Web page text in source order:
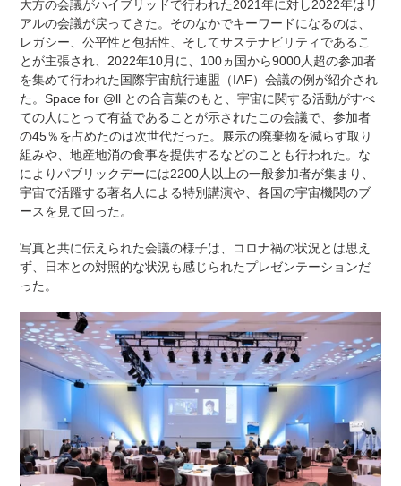
大方の会議がハイブリッドで行われた2021年に対し2022年はリ
アルの会議が戻ってきた。そのなかでキーワードになるのは、
レガシー、公平性と包括性、そしてサステナビリティであるこ
とが主張され、2022年10月に、100ヵ国から9000人超の参加者
を集めて行われた国際宇宙航行連盟（IAF）会議の例が紹介され
た。Space for @ll との合言葉のもと、宇宙に関する活動がすべ
ての人にとって有益であることが示されたこの会議で、参加者
の45％を占めたのは次世代だった。展示の廃棄物を減らす取り
組みや、地産地消の食事を提供するなどのことも行われた。な
によりパブリックデーには2200人以上の一般参加者が集まり、
宇宙で活躍する著名人による特別講演や、各国の宇宙機関のブ
ースを見て回った。
写真と共に伝えられた会議の様子は、コロナ禍の状況とは思え
ず、日本との対照的な状況も感じられたプレゼンテーションだ
った。